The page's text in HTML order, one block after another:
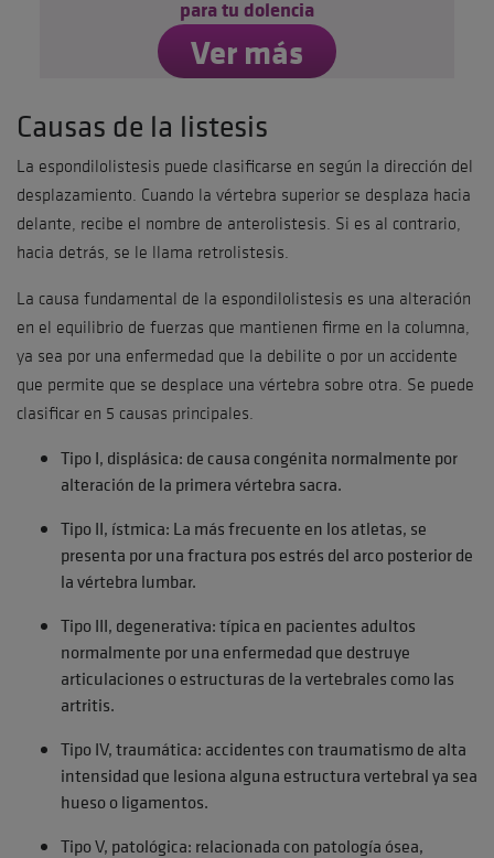
para tu dolencia
Ver más
Causas de la listesis
La espondilolistesis puede clasificarse en según la dirección del
desplazamiento. Cuando la vértebra superior se desplaza hacia
delante, recibe el nombre de anterolistesis. Si es al contrario,
hacia detrás, se le llama retrolistesis.
La causa fundamental de la espondilolistesis es una alteración
en el equilibrio de fuerzas que mantienen firme en la columna,
ya sea por una enfermedad que la debilite o por un accidente
que permite que se desplace una vértebra sobre otra. Se puede
clasificar en 5 causas principales.
Tipo I, displásica: de causa congénita normalmente por
alteración de la primera vértebra sacra.
Tipo II, ístmica: La más frecuente en los atletas, se
presenta por una fractura pos estrés del arco posterior de
la vértebra lumbar.
Tipo III, degenerativa: típica en pacientes adultos
normalmente por una enfermedad que destruye
articulaciones o estructuras de la vertebrales como las
artritis.
Tipo IV, traumática: accidentes con traumatismo de alta
intensidad que lesiona alguna estructura vertebral ya sea
hueso o ligamentos.
Tipo V, patológica: relacionada con patología ósea,